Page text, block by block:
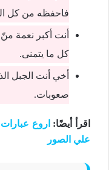
فاحفظه من كل
أنت أكبر نعمة
كل ما يتمنى.
أخي أنت الجبل
صعوبات.
اقرأ أيضًا: اروع
علي الصور